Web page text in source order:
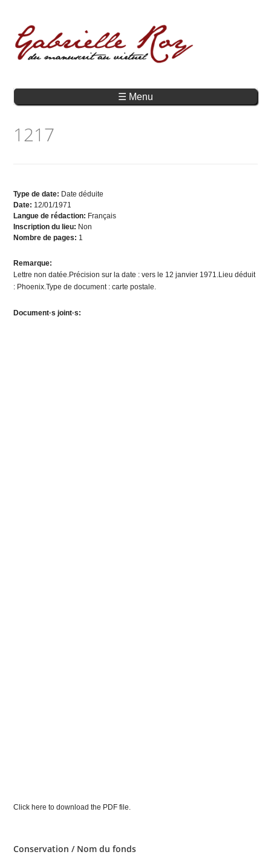
☰ Menu
1217
Type de date: Date déduite
Date: 12/01/1971
Langue de rédaction: Français
Inscription du lieu: Non
Nombre de pages: 1
Remarque:
Lettre non datée.Précision sur la date : vers le 12 janvier 1971.Lieu déduit
: Phoenix.Type de document : carte postale.
Document·s joint·s:
Click here to download the PDF file.
Conservation / Nom du fonds